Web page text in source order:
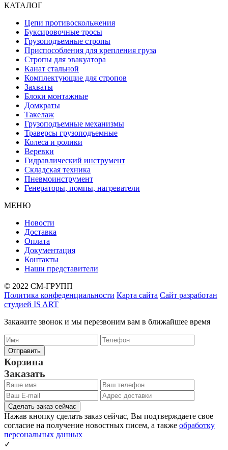
КАТАЛОГ
Цепи противоскольжения
Буксировочные тросы
Грузоподъемные стропы
Приспособления для крепления груза
Стропы для эвакуатора
Канат стальной
Комплектующие для стропов
Захваты
Блоки монтажные
Домкраты
Такелаж
Грузоподъемные механизмы
Траверсы грузоподъемные
Колеса и ролики
Веревки
Гидравлический инструмент
Складская техника
Пневмоинструмент
Генераторы, помпы, нагреватели
МЕНЮ
Новости
Доставка
Оплата
Документация
Контакты
Наши представители
© 2022 СМ-ГРУПП
Политика конфеденциальности Карта сайта Сайт разработан
студией IS ART
Закажите звонок и мы перезвоним вам в ближайшее время
Корзина
Заказать
Сделать заказ сейчас
Нажав кнопку сделать заказ сейчас, Вы подтверждаете свое
согласие на получение новостных писем, а также обработку
персональных данных
✓